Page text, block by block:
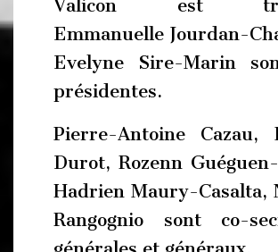
Valicon est
Emmanuelle Jourdan-
Evelyne Sire-Marin
présidentes.
Pierre-Antoine Cazau,
Durot, Rozenn
Hadrien Maury-Casalta,
Rangognio sont co-